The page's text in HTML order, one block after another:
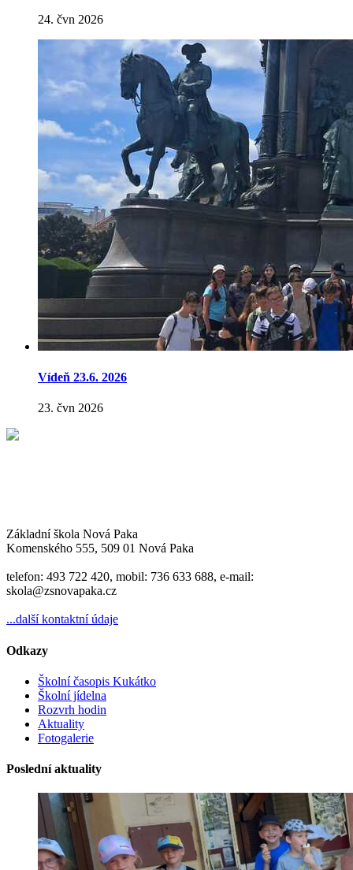
24. čvn 2026
Vídeň 23.6. 2026
23. čvn 2026
Základní škola Nová Paka
Komenského 555, 509 01 Nová Paka
telefon: 493 722 420, mobil: 736 633 688, e-mail:
skola@zsnovapaka.cz
...další kontaktní údaje
Odkazy
Školní časopis Kukátko
Školní jídelna
Rozvrh hodin
Aktuality
Fotogalerie
Poslední aktuality